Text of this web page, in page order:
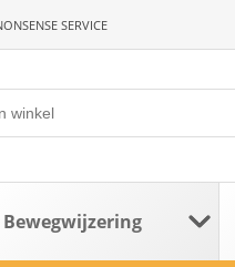
SERVICE
Bewegwijzering